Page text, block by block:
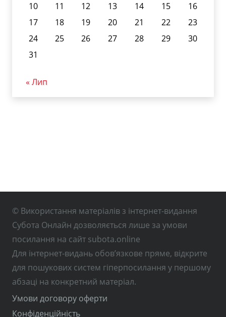
10
11 12 13 14 15
16
17
18 19 20 21 22
23
24
25 26 27 28 29
30
31
« Лип
© Використання матеріалів з інтернет-видання
Субота Онлайн дозволяється лише за умови
посилання на сайт subota.online
Для інтернет-видань обов’язкове пряме, відкрите
для пошукових систем гіперпосилання у першому
абзаці на конкретний матеріал.
Умови договору оферти
Конфіденційність